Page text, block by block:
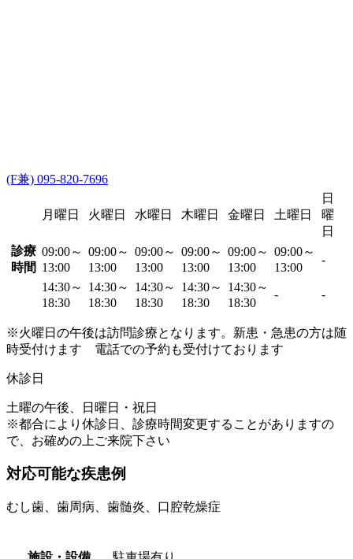
(F兼) 095-820-7696
月曜日 火曜日 水曜日 木曜日 金曜日 土曜日
日
曜
日
診療
時間
09:00～
13:00
09:00～
13:00
09:00～
13:00
09:00～
13:00
09:00～
13:00
09:00～
13:00
-
14:30～
18:30
14:30～
18:30
14:30～
18:30
14:30～
18:30
14:30～
18:30
- -
※火曜日の午後は訪問診療となります。新患・急患の方は随
時受付けます 電話での予約も受付けております
休診日
土曜の午後、日曜日・祝日
※都合により休診日、診療時間変更することがありますの
で、お確めの上ご来院下さい
対応可能な疾患例
むし歯、歯周病、歯髄炎、口腔乾燥症